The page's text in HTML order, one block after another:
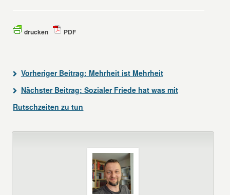
drucken PDF
Vorheriger Beitrag: Mehrheit ist Mehrheit
Nächster Beitrag: Sozialer Friede hat was mit
Rutschzeiten zu tun